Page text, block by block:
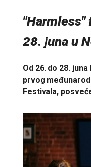
"Harmless"
28. juna u
Od 26. do 28.
prvog
Festivala,